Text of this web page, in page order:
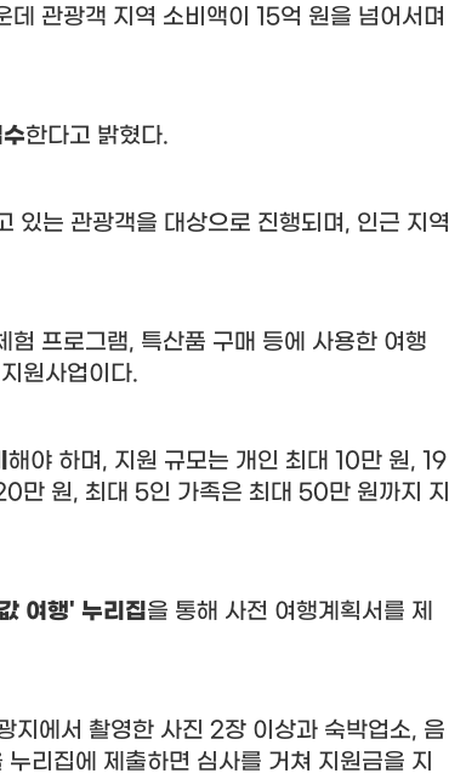
관광객 지역 소비액이 15억 원을 넘어서며
한다고 밝혔다.
있는 관광객을 대상으로 진행되며, 인근 지역
험 프로그램, 특산품 구매 등에 사용한 여행
원사업이다.
해야 하며, 지원 규모는 개인 최대 10만 원, 19
만 원, 최대 5인 가족은 최대 50만 원까지 지
여행' 누리집을 통해 사전 여행계획서를 제
지에서 촬영한 사진 2장 이상과 숙박업소, 음
리집에 제출하면 심사를 거쳐 지원금을 지